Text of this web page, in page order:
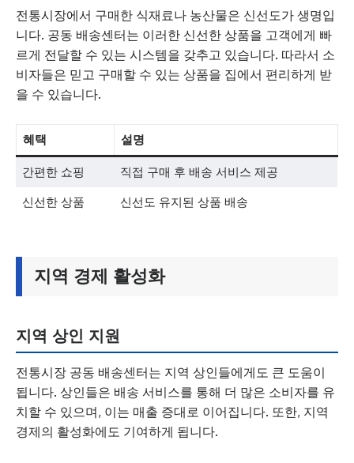
전통시장에서 구매한 식재료나 농산물은 신선도가 생명입
니다. 공동 배송센터는 이러한 신선한 상품을 고객에게 빠
르게 전달할 수 있는 시스템을 갖추고 있습니다. 따라서 소
비자들은 믿고 구매할 수 있는 상품을 집에서 편리하게 받
을 수 있습니다.
혜택 설명
간편한 쇼핑 직접 구매 후 배송 서비스 제공
신선한 상품 신선도 유지된 상품 배송
지역 경제 활성화
지역 상인 지원
전통시장 공동 배송센터는 지역 상인들에게도 큰 도움이
됩니다. 상인들은 배송 서비스를 통해 더 많은 소비자를 유
치할 수 있으며, 이는 매출 증대로 이어집니다. 또한, 지역
경제의 활성화에도 기여하게 됩니다.